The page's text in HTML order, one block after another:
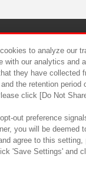
食品のご
to analyze our
with our analytics and
they have
the retention
click [Do Not
out preference
you will be
agree to this
'Save Settings' and